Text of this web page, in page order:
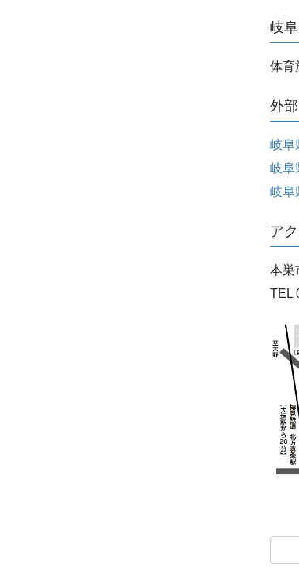
岐
体育
外
岐阜
岐阜
岐阜
ア
本巣
TEL